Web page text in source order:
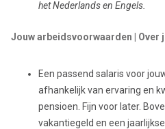
het Nederlands en Engels.
Jouw arbeidsvoorwaarden | Over
Een passend salaris voor
afhankelijk van ervaring en
pensioen. Fijn voor later.
vakantiegeld en een